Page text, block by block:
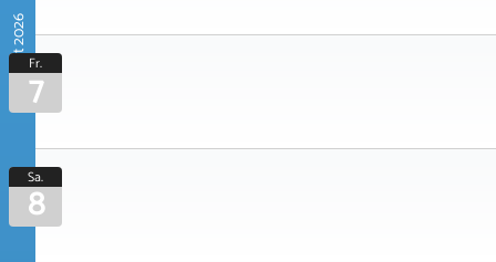
August 2026Fr.
7
Sa.
8